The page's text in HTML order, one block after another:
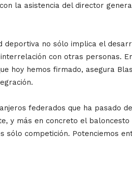
la asistencia del director
no sólo implica el
con otras personas.
hoy hemos firmado, asegura
federados que ha pasado
y más en concreto el
competición. Potenciemos